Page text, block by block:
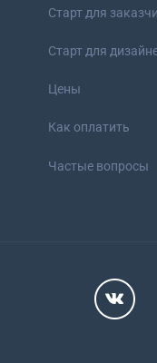
Старт для
Старт для
Цены
Как оплатить
Частые вопросы